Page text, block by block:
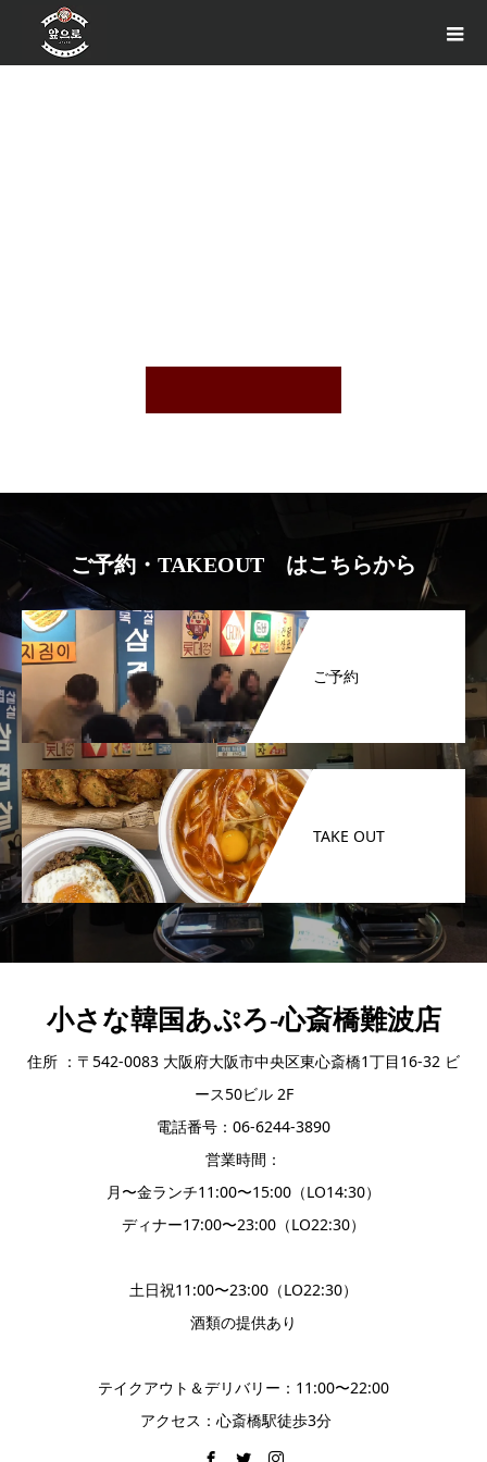
ご予約・TAKEOUT はこちらから
ご予約
TAKE OUT
小さな韓国あぷろ-心斎橋難波店
住所 ：〒542-0083 大阪府大阪市中央区東心斎橋1丁目16-32 ビ
ース50ビル 2F
電話番号：06-6244-3890
営業時間：
月〜金ランチ11:00〜15:00（LO14:30）
ディナー17:00〜23:00（LO22:30）
土日祝11:00〜23:00（LO22:30）
酒類の提供あり
テイクアウト＆デリバリー：11:00〜22:00
アクセス：心斎橋駅徒歩3分